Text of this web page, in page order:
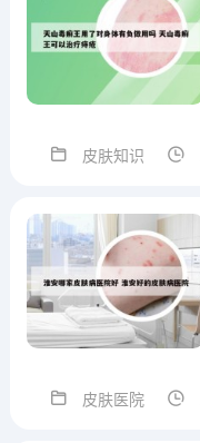
皮肤知识
皮肤医院